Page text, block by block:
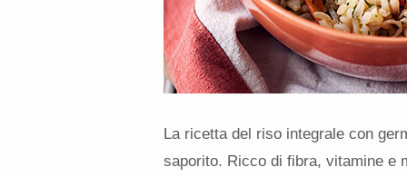
La ricetta del riso integrale con
saporito. Ricco di fibra, vitamine e